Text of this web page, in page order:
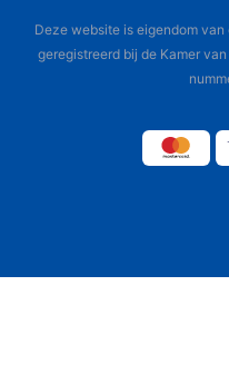
Deze website is eigendom van
geregistreerd bij de Kamer